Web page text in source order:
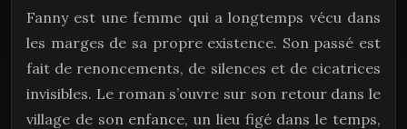
Fanny est une femme qui a longtemps vécu dans
les marges de sa propre existence. Son passé est
fait de renoncements, de silences et de cicatrices
invisibles. Le roman s’ouvre sur son retour dans le
village de son enfance, un lieu figé dans le temps,